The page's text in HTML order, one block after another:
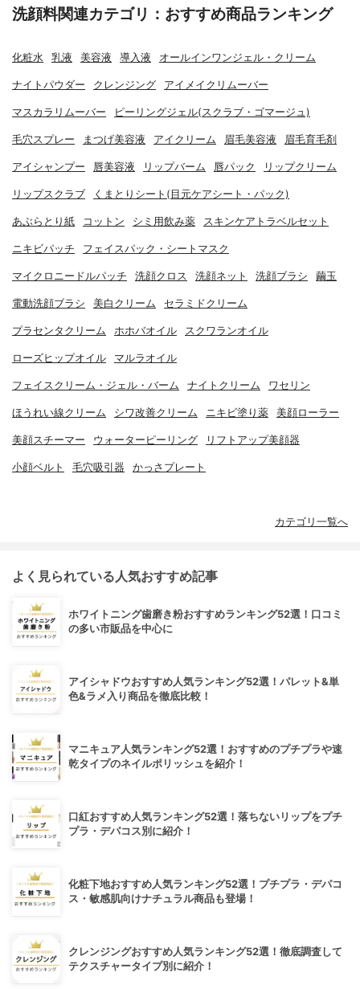
洗顔料関連カテゴリ：おすすめ商品ランキング
化粧水 乳液 美容液 導入液 オールインワンジェル・クリーム
ナイトパウダー クレンジング アイメイクリムーバー
マスカラリムーバー ピーリングジェル(スクラブ・ゴマージュ)
毛穴スプレー まつげ美容液 アイクリーム 眉毛美容液 眉毛育毛剤
アイシャンプー 唇美容液 リップバーム 唇パック リップクリーム
リップスクラブ くまとりシート(目元ケアシート・パック)
あぶらとり紙 コットン シミ用飲み薬 スキンケアトラベルセット
ニキビパッチ フェイスパック・シートマスク
マイクロニードルパッチ 洗顔クロス 洗顔ネット 洗顔ブラシ 繭玉
電動洗顔ブラシ 美白クリーム セラミドクリーム
プラセンタクリーム ホホバオイル スクワランオイル
ローズヒップオイル マルラオイル
フェイスクリーム・ジェル・バーム ナイトクリーム ワセリン
ほうれい線クリーム シワ改善クリーム ニキビ塗り薬 美顔ローラー
美顔スチーマー ウォーターピーリング リフトアップ美顔器
小顔ベルト 毛穴吸引器 かっさプレート
カテゴリ一覧へ
よく見られている人気おすすめ記事
ホワイトニング歯磨き粉おすすめランキング52選！口コミ
の多い市販品を中心に
アイシャドウおすすめ人気ランキング52選！パレット&単
色&ラメ入り商品を徹底比較！
マニキュア人気ランキング52選！おすすめのプチプラや速
乾タイプのネイルポリッシュを紹介！
口紅おすすめ人気ランキング52選！落ちないリップをプチ
プラ・デパコス別に紹介！
化粧下地おすすめ人気ランキング52選！プチプラ・デパコ
ス・敏感肌向けナチュラル商品も登場！
クレンジングおすすめ人気ランキング52選！徹底調査して
テクスチャータイプ別に紹介！